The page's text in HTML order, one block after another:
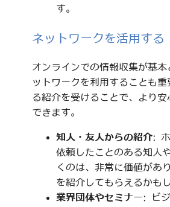
す。
ネットワークを活用する
オンラインでの情報収集が基
ットワークを利用することも
る紹介を受けることで、より
できます。
知人・友人からの紹介: ホ
依頼したことのある知人
くのは、非常に価値があ
を紹介してもらえるかも
業界団体やセミナー: ビ